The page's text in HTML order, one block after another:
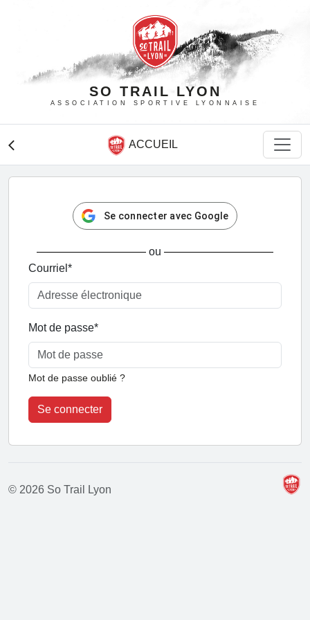
SO TRAIL LYON
ASSOCIATION SPORTIVE LYONNAISE
arrow_back_ios ACCUEIL
Se connecter avec Google
ou
Courriel *
Mot de passe*
Mot de passe oublié ?
Se connecter
© 2026 So Trail Lyon